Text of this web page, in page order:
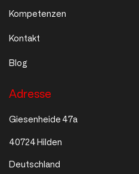
Kompetenzen
Kontakt
Blog
Adresse
Giesenheide 47a
40724 Hilden
Deutschland